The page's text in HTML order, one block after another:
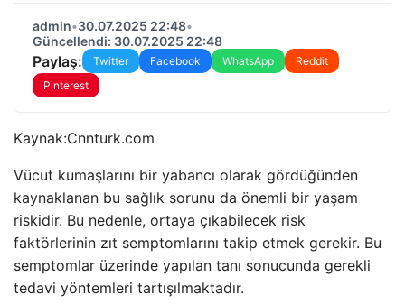
admin•30.07.2025 22:48•
Güncellendi: 30.07.2025 22:48
Paylaş: Twitter Facebook WhatsApp
Reddit
Pinterest
Kaynak:Cnnturk.com
Vücut kumaşlarını bir yabancı olarak gördüğünden
kaynaklanan bu sağlık sorunu da önemli bir yaşam
riskidir. Bu nedenle, ortaya çıkabilecek risk
faktörlerinin zıt semptomlarını takip etmek gerekir. Bu
semptomlar üzerinde yapılan tanı sonucunda gerekli
tedavi yöntemleri tartışılmaktadır.